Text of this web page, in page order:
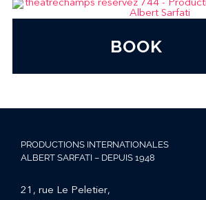
BOOK
PRODUCTIONS INTERNATIONALES
ALBERT SARFATI – DEPUIS 1948
21, rue Le Peletier,